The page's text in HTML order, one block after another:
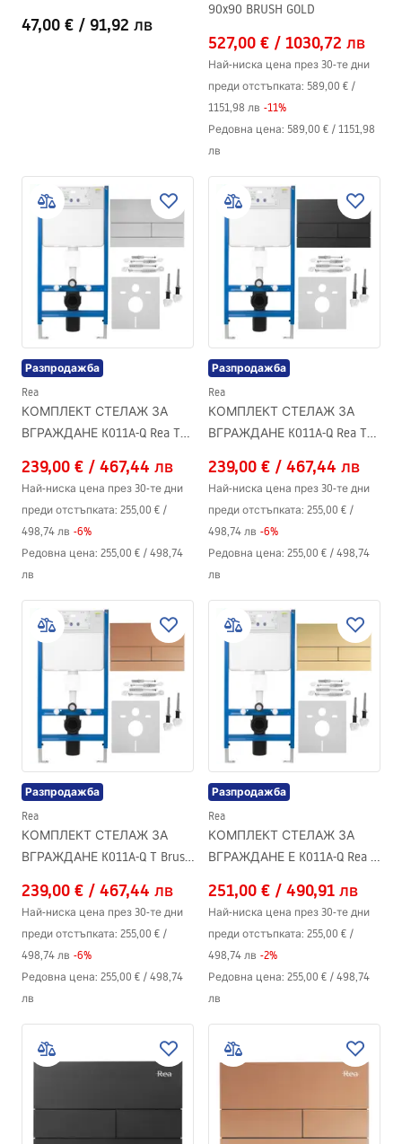
47,00 € / 91,92 лв
90x90 BRUSH GOLD
527,00 € / 1030,72 лв
Най-ниска цена през 30-те дни
преди отстъпката: 589,00 € /
1151,98 лв -11%
Редовна цена: 589,00 € / 1151,98
лв
Разпродажба
Rea
КОМПЛЕКТ СТЕЛАЖ ЗА
ВГРАЖДАНЕ K011A-Q Rea T
239,00 € / 467,44 лв
Най-ниска цена през 30-те дни
преди отстъпката: 255,00 € /
498,74 лв -6%
Редовна цена: 255,00 € / 498,74
лв
Разпродажба
Rea
КОМПЛЕКТ СТЕЛАЖ ЗА
ВГРАЖДАНЕ K011A-Q Rea T
239,00 € / 467,44 лв
Най-ниска цена през 30-те дни
преди отстъпката: 255,00 € /
498,74 лв -6%
Редовна цена: 255,00 € / 498,74
лв
Разпродажба
Rea
КОМПЛЕКТ СТЕЛАЖ ЗА
ВГРАЖДАНЕ K011A-Q T Brush
239,00 € / 467,44 лв
Най-ниска цена през 30-те дни
преди отстъпката: 255,00 € /
498,74 лв -6%
Редовна цена: 255,00 € / 498,74
лв
Разпродажба
Rea
КОМПЛЕКТ СТЕЛАЖ ЗА
ВГРАЖДАНЕ Е K011A-Q Rea T
251,00 € / 490,91 лв
Най-ниска цена през 30-те дни
преди отстъпката: 255,00 € /
498,74 лв -2%
Редовна цена: 255,00 € / 498,74
лв